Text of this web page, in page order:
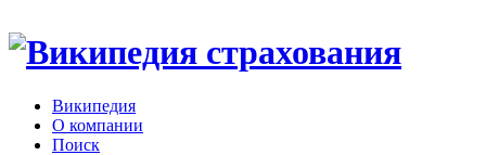
Википедия
О компании
Поиск